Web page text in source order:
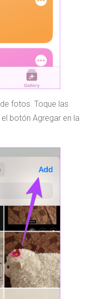
fotos. Toque las
botón Agregar en la